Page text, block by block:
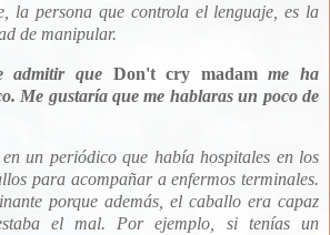
la persona que controla el lenguaje, es la
de manipular.
admitir que Don't cry madamme ha
Me gustaría que me hablaras un poco de
un periódico que había hospitales en los
para acompañar a enfermos terminales.
porque además, el caballo era capaz
el mal. Por ejemplo, si tenías un